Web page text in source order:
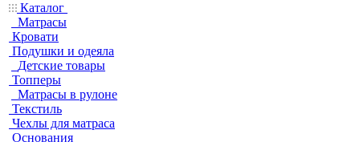
Каталог
Матрасы
Кровати
Подушки и одеяла
Детские товары
Топперы
Матрасы в рулоне
Текстиль
Чехлы для матраса
Основания